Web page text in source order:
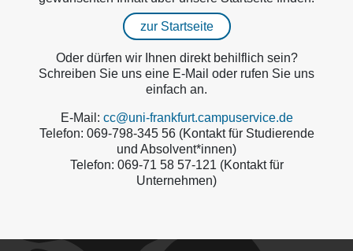
zur Startseite
Oder dürfen wir Ihnen direkt behilflich sein?
Schreiben Sie uns eine E-Mail oder rufen Sie uns
einfach an.
E-Mail: cc@uni-frankfurt.campuservice.de
Telefon: 069-798-345 56 (Kontakt für Studierende
und Absolvent*innen)
Telefon: 069-71 58 57-121 (Kontakt für
Unternehmen)